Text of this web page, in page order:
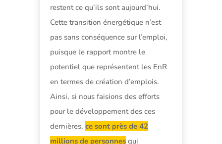
restent ce qu’ils sont aujourd’hui.
Cette transition énergétique n’est
pas sans conséquence sur l’emploi,
puisque le rapport montre le
potentiel que représentent les EnR
en termes de création d’emplois.
Ainsi, si nous faisions des efforts
pour le développement des ces
dernières, ce sont près de 42
millions de personnesqui